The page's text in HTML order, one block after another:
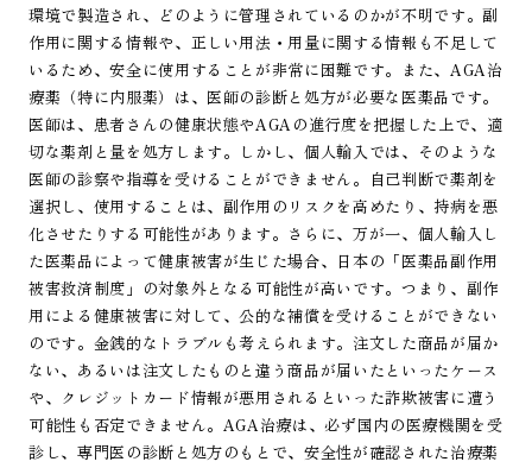
環境で製造され、どのように管理されているのかが不明です。副
作用に関する情報や、正しい用法・用量に関する情報も不足して
いるため、安全に使用することが非常に困難です。また、AGA治
療薬（特に内服薬）は、医師の診断と処方が必要な医薬品です。
医師は、患者さんの健康状態やAGAの進行度を把握した上で、適
切な薬剤と量を処方します。しかし、個人輸入では、そのような
医師の診察や指導を受けることができません。自己判断で薬剤を
選択し、使用することは、副作用のリスクを高めたり、持病を悪
化させたりする可能性があります。さらに、万が一、個人輸入し
た医薬品によって健康被害が生じた場合、日本の「医薬品副作用
被害救済制度」の対象外となる可能性が高いです。つまり、副作
用による健康被害に対して、公的な補償を受けることができない
のです。金銭的なトラブルも考えられます。注文した商品が届か
ない、あるいは注文したものと違う商品が届いたといったケース
や、クレジットカード情報が悪用されるといった詐欺被害に遭う
可能性も否定できません。AGA治療は、必ず国内の医療機関を受
診し、専門医の診断と処方のもとで、安全性が確認された治療薬